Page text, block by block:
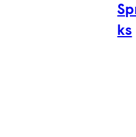
ks